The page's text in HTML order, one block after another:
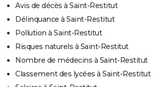
Avis de décès à Saint-Restitut
Délinquance à Saint-Restitut
Pollution à Saint-Restitut
Risques naturels à Saint-Restitut
Nombre de médecins à Saint-Restitut
Classement des lycées à Saint-Restitut